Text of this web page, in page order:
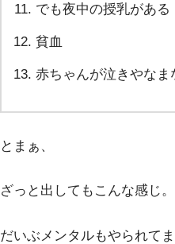
でも夜中の授乳がある
貧血
赤ちゃんが泣きやなま
とまぁ、
ざっと出してもこんな感じ。
だいぶメンタルもやられてま